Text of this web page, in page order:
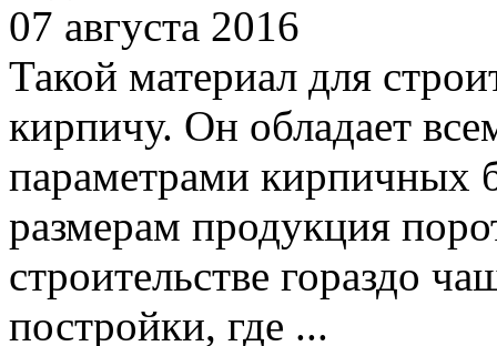
07 августа 2016
Такой материал для
кирпичу. Он обладает
параметрами кирпичных
размерам продукция
строительстве гораздо
постройки, где ...